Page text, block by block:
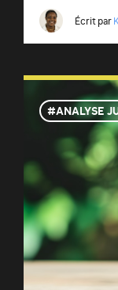
Écrit par
ANALYSE